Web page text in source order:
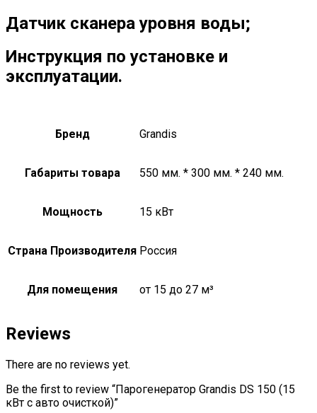
Датчик сканера уровня воды;
Инструкция по установке и
эксплуатации.
Бренд Grandis
Габариты товара 550 мм. * 300 мм. * 240 мм.
Мощность 15 кВт
Страна Производителя Россия
Для помещения от 15 до 27 м³
Reviews
There are no reviews yet.
Be the first to review “Парогенератор Grandis DS 150 (15
кВт с авто очисткой)”